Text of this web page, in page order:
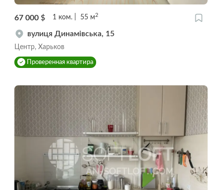
67 000 $ 1 ком. 55 м 2
вулиця Динамівська, 15
Центр, Харьков
Проверенная квартира